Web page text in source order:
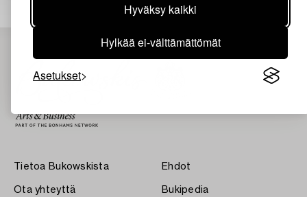
Hyväksy kaikki
Hylkää ei-välttämättömät
Asetukset
Tietoa Bukowskista
Ota yhteyttä
Ehdot
Bukipedia